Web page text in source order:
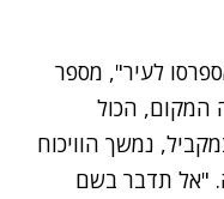
לעיר", מספר
המקום, הכול
נמשך הוויכוח
"אל תדבר בשם